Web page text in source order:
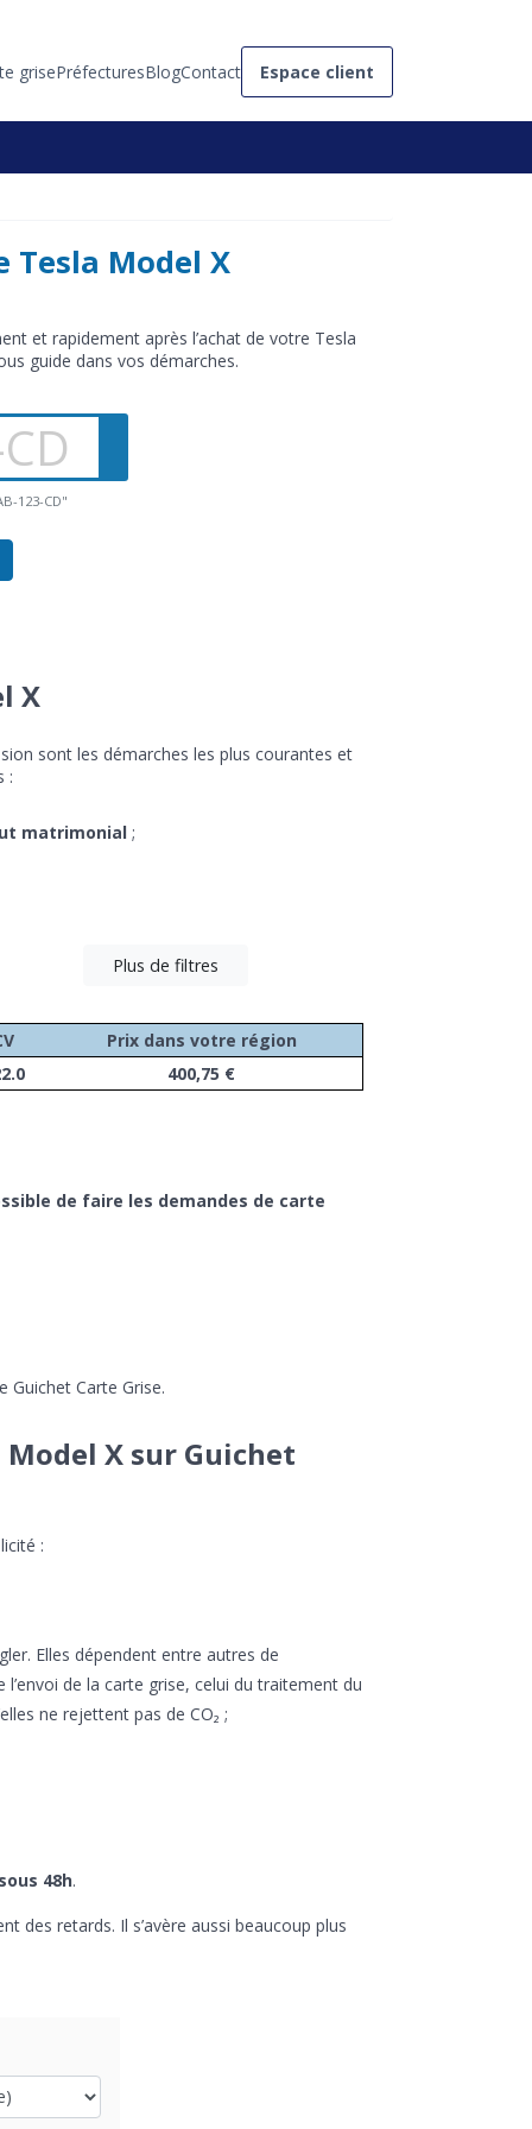
grisePréfecturesBlogContact Espace client
Tesla Model X
et rapidement après l’achat de votre Tesla
guide dans vos démarches.
123-CD"
X
sont les démarches les plus courantes et
:
matrimonial ;
Plus de filtres
Prix dans votre région
400,75 €
de faire les demandes de carte
Guichet Carte Grise.
X sur Guichet
:
Elles dépendent entre autres de
de la carte grise, celui du traitement du
ne rejettent pas de CO₂ ;
48h.
des retards. Il s’avère aussi beaucoup plus